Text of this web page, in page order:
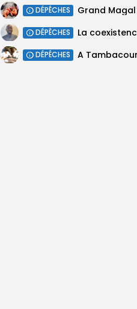
DÉPÊCHES
DÉPÊCHES
DÉPÊCHES